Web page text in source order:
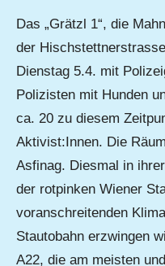
Das „Grätzl 1“, die
der
Dienstag 5.4. mit
Polizisten mit Hunden
ca. 20 zu diesem
Aktivist:Innen. Die
Asfinag. Diesmal in
der rotpinken Wiener
voranschreitenden
Stautobahn erzwingen
A22, die am meisten